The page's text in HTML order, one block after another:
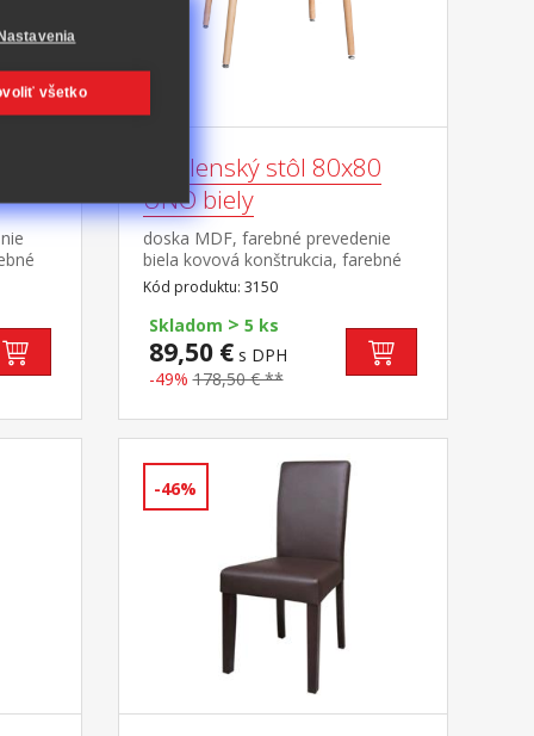
Jedálenský stôl 80x80
UNO biely
doska MDF, farebné prevedenie
biela kovová konštrukcia, farebné
prevedenie biela okrúhle nohy,
materiál masív buk nastaviteľné
plastové klzáky s pochrómovanou
krytkou
Kód produktu: 3150
Skladom > 5 ks
89,50 €s DPH
-49% 178,50 € **
-46%
všetko